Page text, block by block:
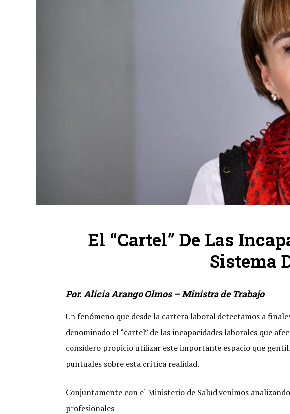
El “cartel” De Las
Sistema
Por. Alicia Arango Olmos – Ministra de Trabajo
Un fenómeno que desde la cartera laboral detectamos a
denominado el “cartel” de las incapacidades laborales que
considero propicio utilizar este importante espacio que
puntuales sobre esta crítica realidad.
Conjuntamente con el Ministerio de Salud venimos
profesionales